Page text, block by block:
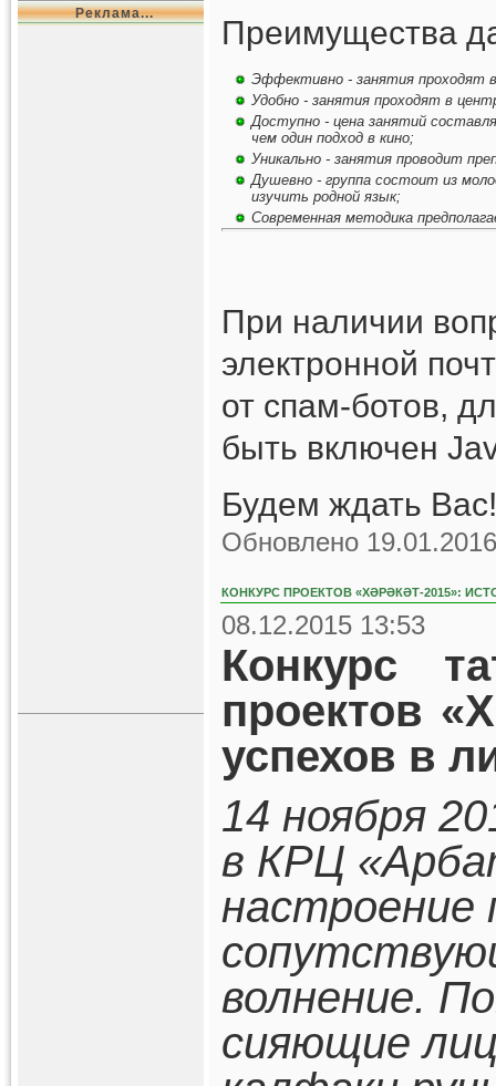
Реклама...
Преимущества
Эффективно - занятия проходят
Удобно - занятия проходят в
Доступно - цена занятий
чем один подход в кино;
Уникально - занятия проводит
Душевно - группа состоит из
изучить родной язык;
Современная методика
При наличии
электронной
от спам-ботов,
быть включен
Будем ждать
Обновлено
КОНКУРС ПРОЕКТОВ «ХӘРӘКӘТ-2015»:
08.12.2015 13:53
Конкурс
проектов
успехов в
14 ноября
в КРЦ
настроение
волнение.
сияющие